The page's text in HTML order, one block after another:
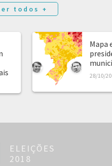
todos +
Mapa
28/10/
ELEIÇÕES
2018